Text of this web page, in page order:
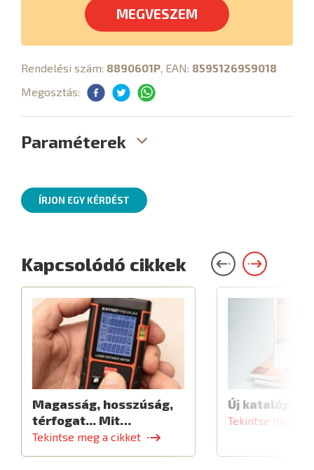
MEGVESZEM
Rendelési szám: 8890601P , EAN: 8595126959018
Megosztás:
Paraméterek
ÍRJON EGY KÉRDÉST
Kapcsolódó cikkek
Magasság, hosszúság,
térfogat... Mit…
Tekintse meg a cikket
Új katalógus
Tekintse meg a